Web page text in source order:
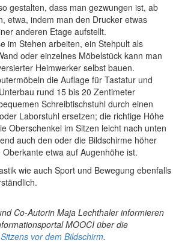
gestalten, dass man gezwungen ist, ab
etwa, indem man den Drucker etwas
anderen Etage aufstellt.
im Stehen arbeiten, ein Stehpult als
oder einzelnes Möbelstück kann man
Heimwerker selbst bauen.
die Auflage für Tastatur und
rund 15 bis 20 Zentimeter
Schreibtischstuhl durch einen
Laborstuhl ersetzen; die richtige Höhe
Oberschenkel im Sitzen leicht nach unten
auch den oder die Bildschirme höher
etwa auf Augenhöhe ist.
wie auch Sport und Bewegung ebenfalls
Co-Autorin Maja Lechthaler informieren
MOOCI über die
vor dem Bildschirm.